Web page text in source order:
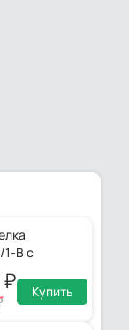
1-B с
Купить